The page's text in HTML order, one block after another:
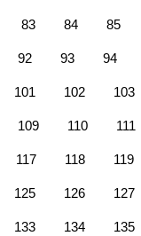
83 84 85
92 93 94
101 102 103
109 110 111
117 118 119
125 126 127
133 134 135